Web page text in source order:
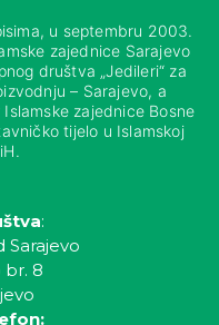
u septembru 2003.
zajednice Sarajevo
društva „Jedileri“ za
– Sarajevo, a
zajednice Bosne
tijelo u Islamskoj
:
Sarajevo
br. 8